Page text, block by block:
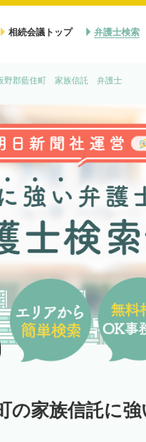
相続会議トップ 弁護士検索
野郡藍住町 家族信託 弁護士
の家族信託に